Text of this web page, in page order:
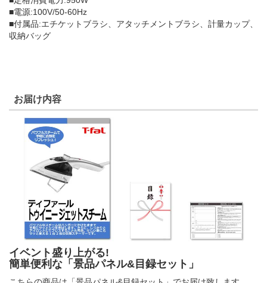
■電源:100V/50-60Hz
■付属品:エチケットブラシ、アタッチメントブラシ、計量カップ、
収納バッグ
お届け内容
イベント盛り上がる!
簡単便利な「景品パネル&目録セット」